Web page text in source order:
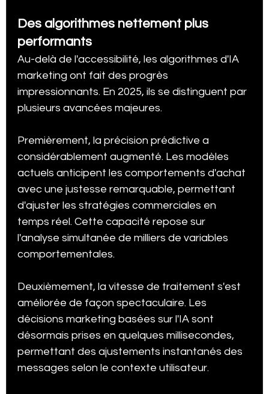
Des algorithmes nettement plus
performants
Au-delà de l'accessibilité, les algorithmes d'IA
marketing ont fait des progrès
impressionnants. En 2025, ils se distinguent par
plusieurs avancées majeures.
Premièrement, la précision prédictive a
considérablement augmenté. Les modèles
actuels anticipent les comportements d'achat
avec une justesse remarquable, permettant
d'ajuster les stratégies commerciales en
temps réel. Cette capacité repose sur
l'analyse simultanée de milliers de variables
comportementales.
Deuxièmement, la vitesse de traitement s'est
améliorée de façon spectaculaire. Les
décisions marketing basées sur l'IA sont
désormais prises en quelques millisecondes,
permettant des ajustements instantanés des
messages selon le contexte utilisateur.